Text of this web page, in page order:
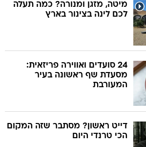
מיטה, מזגן ומנורה? כמה תעלה
לכם לינה בצינור בארץ
24 סועדים ואווירה פריזאית:
מסעדת שף ראשונה בעיר
המעורבת
דייט ראשון? מסתבר שזה המקום
הכי טרנדי היום